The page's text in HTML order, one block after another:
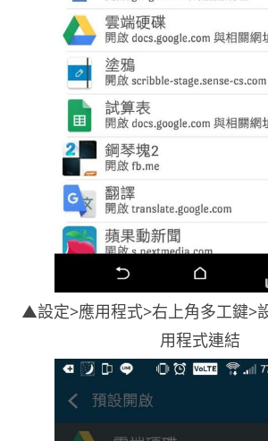
▲設定>應用程式>右上角多工鍵>
用程式連結